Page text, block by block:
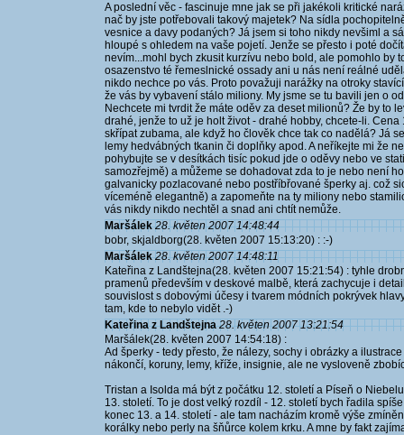
A poslední věc - fascinuje mne jak se při jakékoli kritické
nač by jste potřebovali takový majetek? Na sídla
vesnice a davy podaných? Já jsem si toho nikdy nevšiml a
hloupé s ohledem na vaše pojetí. Jenže se přesto i poté
nevím...mohl bych zkusit kurzívu nebo bold, ale pomohlo by
osazenstvo té řemeslnické ossady ani u nás není reálné
nikdo nechce po vás. Proto považuji narážky na otroky
že vás by vybavení stálo miliony. My jsme se tu bavili jen o
Nechcete mi tvrdit že máte oděv za deset milionů? Že by to
drahé, jenže to už je holt život - drahé hobby, chcete-li.
skřípat zubama, ale když ho člověk chce tak co nadělá? Já
lemy hedvábných tkanin či doplňky apod. A neříkejte mi že
pohybujte se v desítkách tisíc pokud jde o oděvy nebo ve
samozřejmě) a můžeme se dohadovat zda to je nebo není
galvanicky pozlacované nebo postříbřované šperky aj. což
víceméně elegantně) a zapomeňte na ty miliony nebo
vás nikdy nikdo nechtěl a snad ani chtít nemůže.
Maršálek 28. květen 2007 14:48:44
bobr, skjaldborg(28. květen 2007 15:13:20) : :-)
Maršálek 28. květen 2007 14:48:11
Kateřina z Landštejna(28. květen 2007 15:21:54) : tyhle
pramenů především v deskové malbě, která zachycuje i
souvislost s dobovými účesy i tvarem módních pokrývek
tam, kde to nebylo vidět .-)
Kateřina z Landštejna 28. květen 2007 13:21:54
Maršálek(28. květen 2007 14:54:18) :
Ad šperky - tedy přesto, že nálezy, sochy i obrázky a
nákončí, koruny, lemy, kříže, insignie, ale ne vysloveně
Tristan a Isolda má být z počátku 12. století a Píseň o
13. století. To je dost velký rozdíl - 12. století bych řadila
konec 13. a 14. století - ale tam nacházím kromě výše
korálky nebo perly na šňůrce kolem krku. A mne by fakt